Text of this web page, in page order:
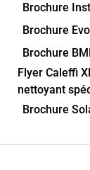
Brochure
Brochure
Brochure
Flyer Caleffi
nettoyant
Brochure